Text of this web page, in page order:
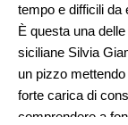
tempo e difficili da
È questa una
siciliane Silvia
un pizzo
forte carica di
comprendere a